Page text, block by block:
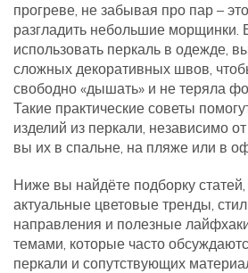
прогреве, не забывая про пар –
разгладить небольшие морщинки.
использовать перкаль в одежде,
сложных декоративных швов,
свободно «дышать» и не теряла
Такие практические советы
изделий из перкали, независимо
вы их в спальне, на пляже или в
Ниже вы найдёте подборку
актуальные цветовые тренды,
направления и полезные
темами, которые часто
перкали и сопутствующих